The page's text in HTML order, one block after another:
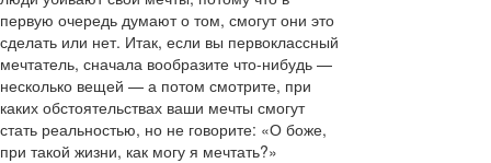
первую очередь думают о том, смогут они это
сделать или нет. Итак, если вы первоклассный
мечтатель, сначала вообразите что-нибудь —
несколько вещей — а потом смотрите, при
каких обстоятельствах ваши мечты смогут
стать реальностью, но не говорите: «О боже,
при такой жизни, как могу я мечтать?»